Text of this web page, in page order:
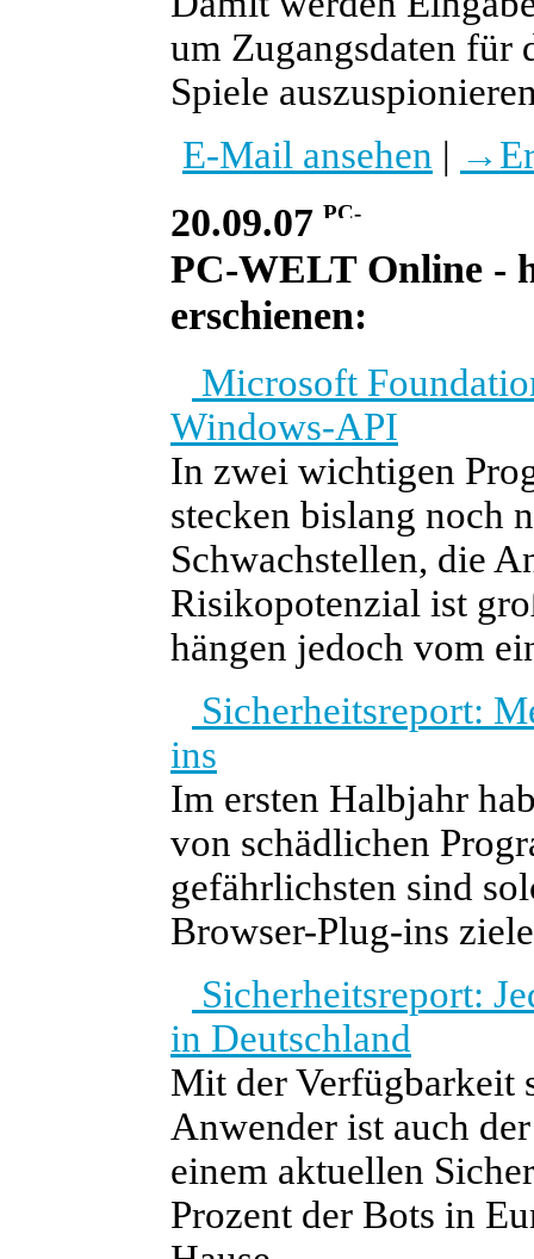
um Zugangsdaten für
Spiele
E-Mail ansehen | →
20.09.07
PC-WELT Online -
erschienen:
Microsoft
Windows-API
In zwei wichtigen
stecken bislang noch
Schwachstellen, die
Risikopotenzial ist
hängen jedoch vom
Sicherheitsreport:
ins
Im ersten Halbjahr
von schädlichen
gefährlichsten sind
Browser-Plug-ins
Sicherheitsreport:
in Deutschland
Mit der Verfügbarkeit
Anwender ist auch
einem aktuellen
Prozent der Bots in